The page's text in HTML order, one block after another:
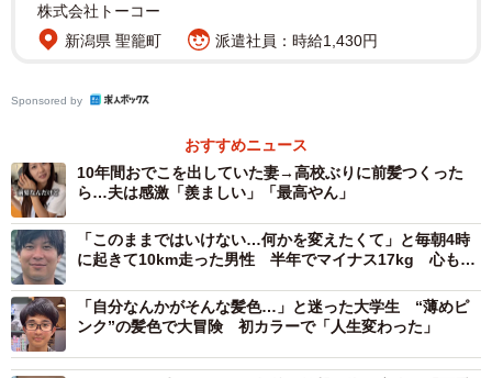
「子作りを始めたきっかけとして、当てはまるものを選ん
でください」の問いに、「結婚を機に自然と考えるように
なった」（47.0％）が最も多く、次いで「夫婦間で話し合
い、具体的な計画を立て始めた」（16.7%）、「妊娠が分
かってから結婚した」（13.3%）でした。
株式会社トーコー
新潟県 聖籠町
派遣社員：時給1,430円
Sponsored by
おすすめニュース
10年間おでこを出していた妻→高校ぶりに前髪つくった
ら…夫は感激「羨ましい」「最高やん」
「このままではいけない…何かを変えたくて」と毎朝4時
に起きて10km走った男性 半年でマイナス17kg 心も身
「自分なんかがそんな髪色…」と迷った大学生 “薄めピ
ンク”の髪色で大冒険 初カラーで「人生変わった」